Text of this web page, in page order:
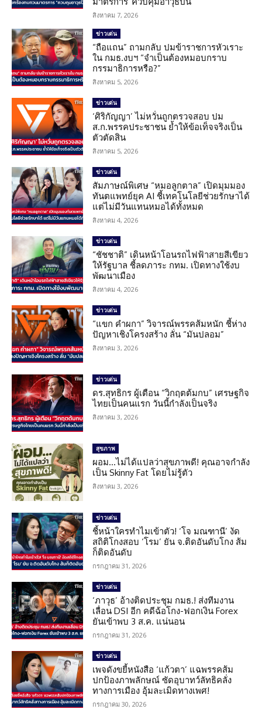
สิงหาคม 7, 2026
ข่าวเด่น
“ถือแถน” ถามกลับ ปมข้าราชการหัวเราะ
ใน กมธ.งบฯ “จำเป็นต้องหมอบกราบ
กรรมาธิการหรือ?”
สิงหาคม 5, 2026
ข่าวเด่น
‘ศิริกัญญา’ ไม่หวั่นถูกตรวจสอบ ปม
ส.ก.พรรคประชาชน ย้ำให้ข้อเท็จจริงเป็น
ตัวตัดสิน
สิงหาคม 5, 2026
ข่าวเด่น
สัมภาษณ์พิเศษ “หมอลูกตาล” เปิดมุมมอง
ทันตแพทย์ยุค AI ชี้เทคโนโลยีช่วยรักษาได้
แต่ไม่มีวันแทนหมอได้ทั้งหมด
สิงหาคม 4, 2026
ข่าวเด่น
“ชัชชาติ” เดินหน้าโอนรถไฟฟ้าสายสีเขียว
ให้รัฐบาล ชี้ลดภาระ กทม. เปิดทางใช้งบ
พัฒนาเมือง
สิงหาคม 4, 2026
ข่าวเด่น
“แขก คำผกา” วิจารณ์พรรคส้มหนัก ชี้ห่าง
ปัญหาเชิงโครงสร้าง ลั่น “มันปลอม”
สิงหาคม 3, 2026
ข่าวเด่น
ดร.สุทธิกร ผู้เตือน “วิกฤตต้มกบ” เศรษฐกิจ
ไทยเป็นคนแรก วันนี้กำลังเป็นจริง
สิงหาคม 3, 2026
สุขภาพ
ผอม…ไม่ได้แปลว่าสุขภาพดี! คุณอาจกำลัง
เป็น Skinny Fat โดยไม่รู้ตัว
สิงหาคม 3, 2026
ข่าวเด่น
ชี้หน้าใครทำไมเข้าตัว! ‘โจ มณฑานี’ งัด
สถิติโกงสอบ ‘โรม’ ยัน จ.ติดอันดับโกง ส้ม
ก็ติดอันดับ
กรกฎาคม 31, 2026
ข่าวเด่น
‘ภาวุธ’ อ้างติดประชุม กมธ.! ส่งทีมงาน
เลื่อน DSI อีก คดีฉ้อโกง-ฟอกเงิน Forex
ยันเข้าพบ 3 ส.ค. แน่นอน
กรกฎาคม 31, 2026
ข่าวเด่น
เพจดังขยี้หนังสือ ‘แก้วตา’ แฉพรรคส้ม
ปกป้องภาพลักษณ์ ซัดอุบาทว์ลัทธิคลั่ง
ทางการเมือง อุ้มละเมิดทางเพศ!
กรกฎาคม 30, 2026